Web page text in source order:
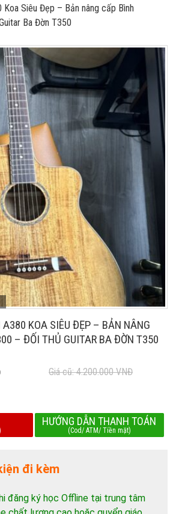
Koa Siêu Đẹp – Bản nâng cấp Bình
Ba Đờn T350
A380 KOA SIÊU ĐẸP – BẢN NÂNG
– ĐỐI THỦ GUITAR BA ĐỜN T350
Giá cũ: 4.200.000VNĐ
HƯỚNG DẪN THANH TOÁN
(Cod/ ATM/ Tiền mặt)
đi kèm
đăng ký học Offline tại trung tâm